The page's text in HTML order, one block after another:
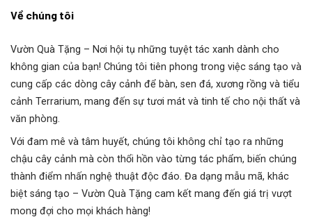
Về chúng tôi
Vườn Quà Tặng – Nơi hội tụ những tuyệt tác xanh dành cho
không gian của bạn! Chúng tôi tiên phong trong việc sáng tạo và
cung cấp các dòng cây cảnh để bàn, sen đá, xương rồng và tiểu
cảnh Terrarium, mang đến sự tươi mát và tinh tế cho nội thất và
văn phòng.
Với đam mê và tâm huyết, chúng tôi không chỉ tạo ra những
chậu cây cảnh mà còn thổi hồn vào từng tác phẩm, biến chúng
thành điểm nhấn nghệ thuật độc đáo. Đa dạng mẫu mã, khác
biệt sáng tạo – Vườn Quà Tặng cam kết mang đến giá trị vượt
mong đợi cho mọi khách hàng!